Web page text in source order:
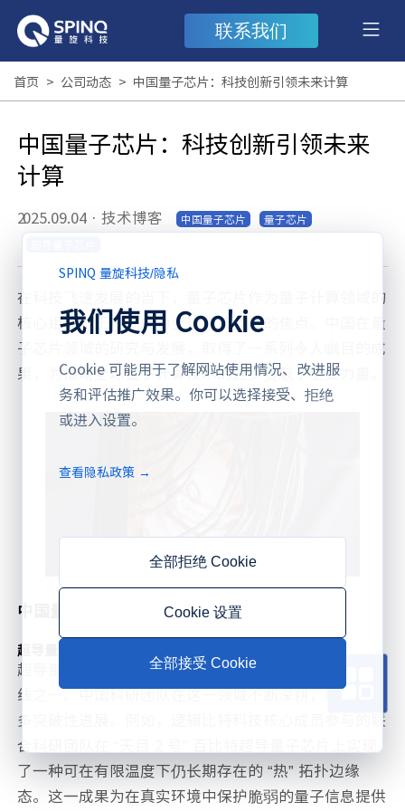
联系我们
首页 > 公司动态 > 中国量子芯片：科技创新引领未来计算
中国量子芯片：科技创新引领未来
计算
2025.09.04 · 技术博客 中国量子芯片
量子芯片
在科技飞速发展的当下，量子芯片作为量子计算领域的
核心组件，正逐渐成为全球科技竞争的焦点。中国在量
子芯片领域的研究与发展，取得了一系列令人瞩目的成
果，为推动全球量子计算技术的进步贡献了重要力量。
中国量子芯片的技术突破
超导量子芯片的卓越成就
超导量子芯片是目前量子计算领域中较为成熟的技术路
线之一。中国科研团队在这一领域不断深耕，取得了众
多突破性进展。例如，逻辑比特科技核心成员参与的联
合科研团队在 “天目 2 号” 百比特超导量子芯片上实现
了一种可在有限温度下仍长期存在的 “热” 拓扑边缘
态。这一成果为在真实环境中保护脆弱的量子信息提供
SPINQ 量旋科技/隐私
我们使用 Cookie
Cookie 可能用于了解网站使用情况、改进服
务和评估推广效果。你可以选择接受、拒绝
或进入设置。
查看隐私政策 →
全部拒绝 Cookie
Cookie 设置
全部接受 Cookie